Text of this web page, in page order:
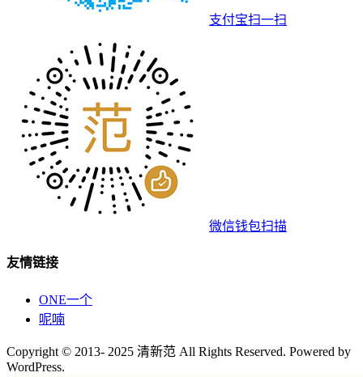
支付宝扫一扫
微信钱包扫描
友情链接
ONE一个
呢喃
Copyright © 2013- 2025 清新范 All Rights Reserved. Powered by
WordPress.